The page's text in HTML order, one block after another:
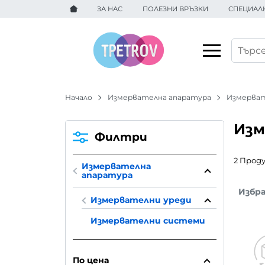
ЗА НАС ПОЛЕЗНИ ВРЪЗКИ
Начало Измервателна апаратура
2
Филтри
Измервателна
апаратура
Измервателни уреди
Измервателни системи
По цена